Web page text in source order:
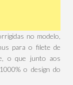
no modelo,
para o filete de
o que junto aos
o design do